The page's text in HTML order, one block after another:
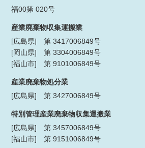
福00第 020号
産業廃棄物収集運搬業
[広島県] 第 3417006849号
[岡山県] 第 3304006849号
[福山市] 第 9101006849号
産業廃棄物処分業
[広島県] 第 3427006849号
特別管理産業廃棄物収集運搬業
[広島県] 第 3457006849号
[福山市] 第 9151006849号